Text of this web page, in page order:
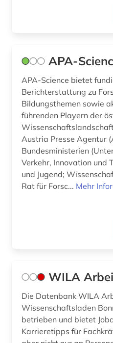
APA-
APA-Science bietet
Berichterstattung zu
Bildungsthemen sowie
führenden Playern der
Austria Presse Agentur
Bundesministerien
Verkehr, Innovation und
und Jugend;
Rat für Forsc... Mehr
WILA
Die Datenbank WILA
Wissenschaftsladen
betrieben und bietet
Karrieretipps für